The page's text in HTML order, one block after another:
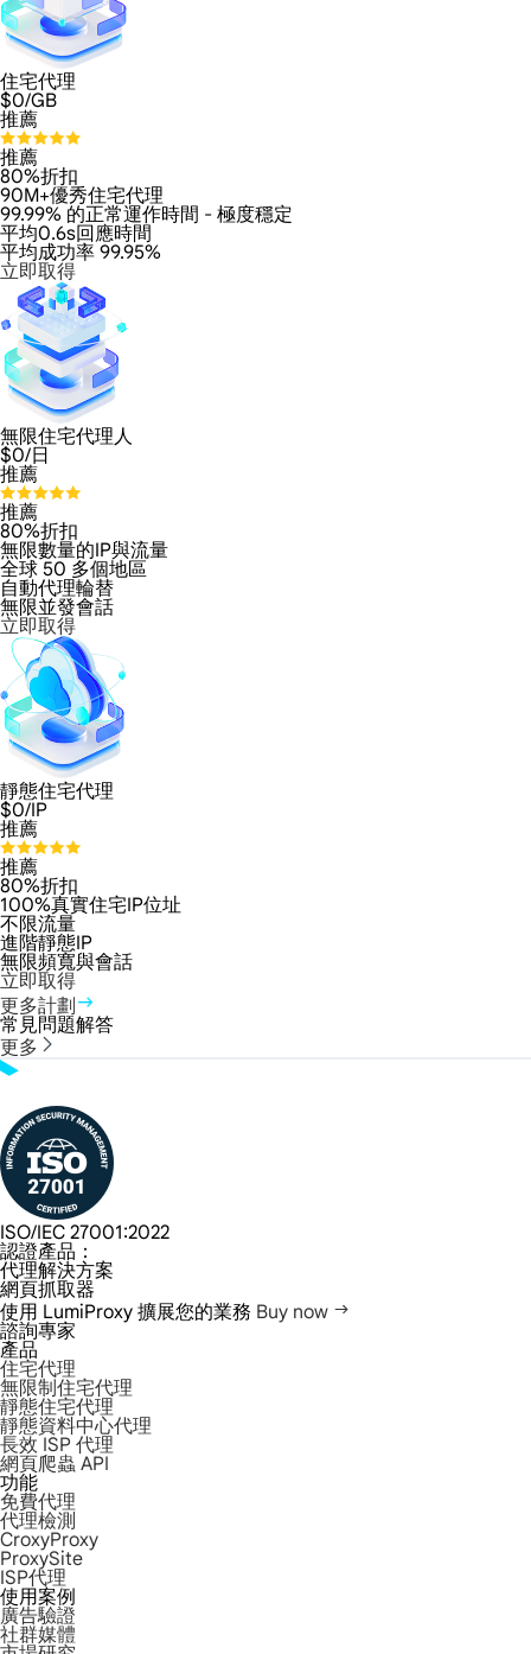
住宅代理
$0/GB
推薦
推薦
80%折扣
90M+優秀住宅代理
99.99% 的正常運作時間 - 極度穩定
平均0.6s回應時間
平均成功率 99.95%
立即取得
無限住宅代理人
$0/日
推薦
推薦
80%折扣
無限數量的IP與流量
全球 50 多個地區
自動代理輪替
無限並發會話
立即取得
靜態住宅代理
$0/IP
推薦
推薦
80%折扣
100%真實住宅IP位址
不限流量
進階靜態IP
無限頻寬與會話
立即取得
更多計劃
常見問題解答
更多
ISO/IEC 27001:2022
認證產品：
代理解決方案
網頁抓取器
使用 LumiProxy 擴展您的業務 Buy now
諮詢專家
產品
住宅代理
無限制住宅代理
靜態住宅代理
靜態資料中心代理
長效 ISP 代理
網頁爬蟲 API
功能
免費代理
代理檢測
CroxyProxy
ProxySite
ISP代理
使用案例
廣告驗證
社群媒體